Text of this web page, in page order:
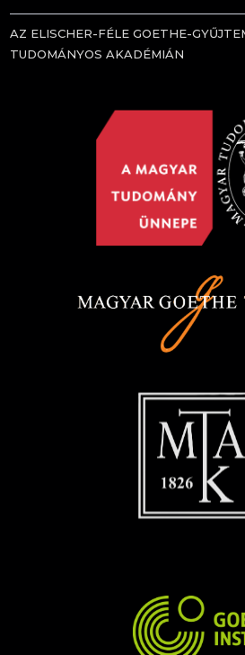
AZ ELISCHER-FÉLE GOETHE-
TUDOMÁNYOS AKADÉMIÁN